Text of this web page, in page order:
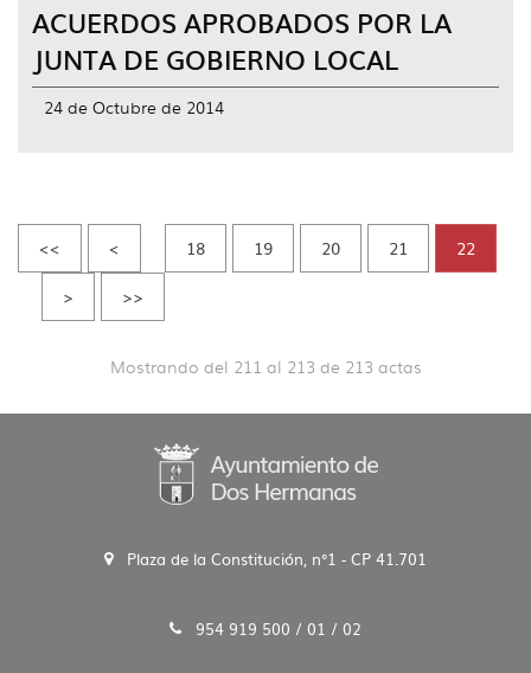
ACUERDOS APROBADOS POR LA
JUNTA DE GOBIERNO LOCAL
24 de Octubre de 2014
<< < 18 19 20 21 22
> >>
Mostrando del 211 al 213 de 213 actas
Plaza de la Constitución, n°1 - CP 41.701
954 919 500 / 01 / 02